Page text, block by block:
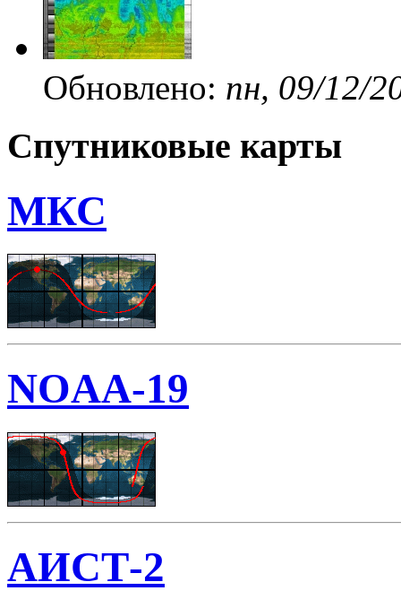
Обновлено: пн, 09/12/
Спутниковые карты
МКС
NOAA-19
АИСТ-2